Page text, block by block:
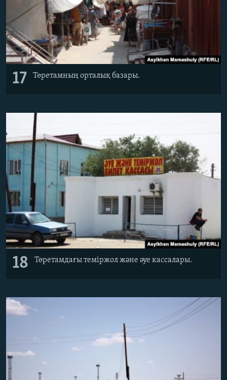
17 Төретамның орталық базары.
18 Төретамдағы теміржол және әуе кассалары.